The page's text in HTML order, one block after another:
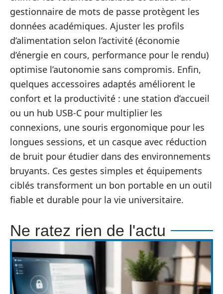
gestionnaire de mots de passe protègent les
données académiques. Ajuster les profils
d’alimentation selon l’activité (économie
d’énergie en cours, performance pour le rendu)
optimise l’autonomie sans compromis. Enfin,
quelques accessoires adaptés améliorent le
confort et la productivité : une station d’accueil
ou un hub USB-C pour multiplier les
connexions, une souris ergonomique pour les
longues sessions, et un casque avec réduction
de bruit pour étudier dans des environnements
bruyants. Ces gestes simples et équipements
ciblés transforment un bon portable en un outil
fiable et durable pour la vie universitaire.
Ne ratez rien de l'actu